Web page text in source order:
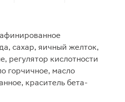
сахар, яичный желток,
регулятор кислотности
горчичное, масло
краситель бета-